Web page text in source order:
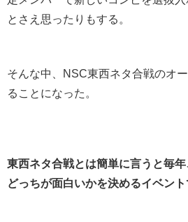
とさえ思ったりもする。
そんな中、NSC東西ネタ合戦のオ
ることになった。
東西ネタ合戦とは簡単に言うと毎
どっちが面白いかを決めるイベント